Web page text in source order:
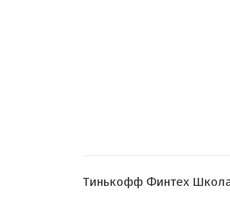
Тинькофф Финтех Школа